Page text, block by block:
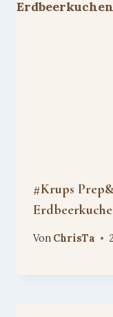
#Krups
Von ChrisTa